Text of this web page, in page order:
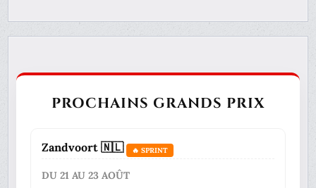
PROCHAINS GRANDS PRIX
Zandvoort 🇳🇱 🔥 SPRINT
DU 21 AU 23 AOÛT